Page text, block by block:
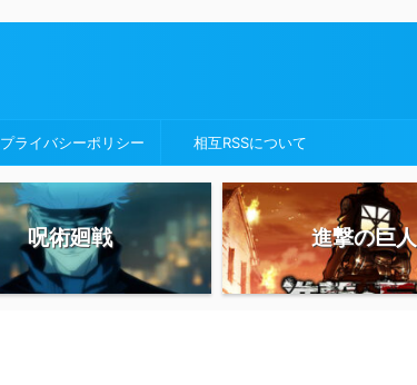
プライバシーポリシー 相互RSSについて
呪術廻戦 進撃の巨人